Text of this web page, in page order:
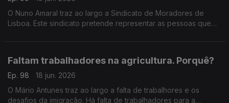
O Nuno Amaral traz ao largo a Sindicato de Moradores de
Lisboa. Este sindicato pretende representar as pessoas que
Faltam trabalhadores na agricultura. Porquê?
Ep. 98
18 jun. 2026
O Mário Antunes traz ao largo a falta de trabalhores e os
desafios da imigração. Há falta de trabalhadores para a